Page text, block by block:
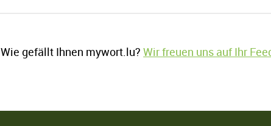
Wie gefällt Ihnen mywort.lu?Wir freuen uns auf Ihr